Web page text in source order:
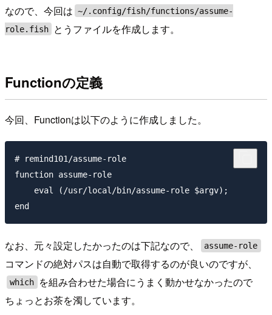
なので、今回は ~/.config/fish/functions/assume-
role.fish
とうファイルを作成します。
Functionの定義
今回、Functionは以下のように作成しました。
# remind101/assume-role
function assume-role
    eval (/usr/local/bin/assume-role $argv);
なお、元々設定したかったのは下記なので、 assume-role
コマンドの絶対パスは自動で取得するのが良いのですが、
which
を組み合わせた場合にうまく動かせなかったので
ちょっとお茶を濁しています。